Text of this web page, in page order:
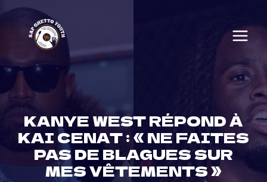
Skip
content
KANYE WEST RÉPOND À
KAI CENAT : « NE FAITES
PAS DE BLAGUES SUR
MES VÊTEMENTS »